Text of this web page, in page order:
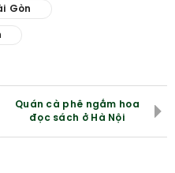
Gòn
Quán cà phê ngắm hoa
đọc sách ở Hà Nội